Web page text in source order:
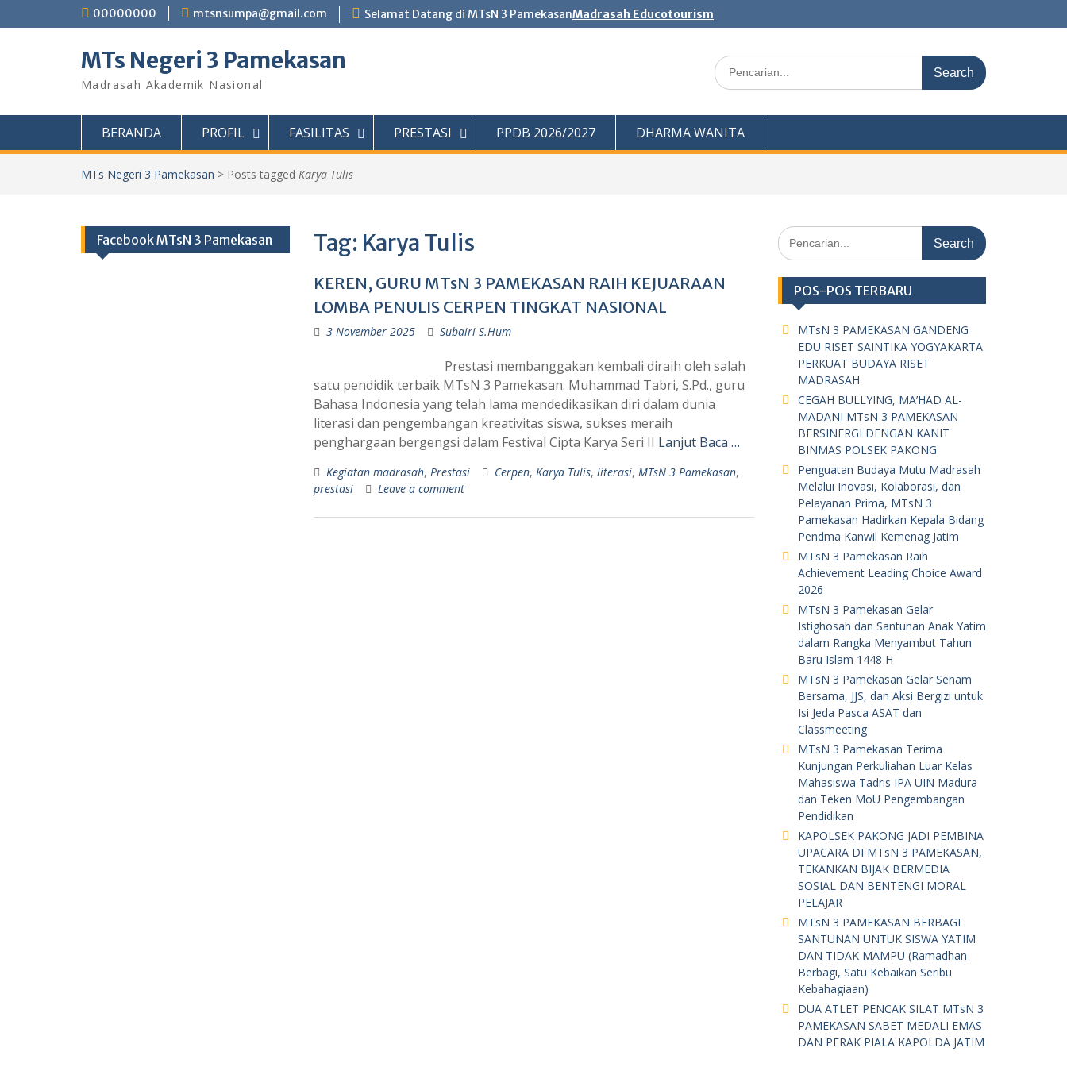
to
00000000 mtsnsumpa@gmail.com Selamat Datang di MTsN 3 PamekasanMadrasah Educotourism
MTs Negeri 3 Pamekasan
Madrasah Akademik Nasional
Search
for:
BERANDA PROFIL FASILITAS PRESTASI PPDB 2026/2027 DHARMA WANITA
MTs Negeri 3 Pamekasan > Posts tagged Karya Tulis
Tag: Karya Tulis
KEREN, GURU MTsN 3 PAMEKASAN RAIH KEJUARAAN
LOMBA PENULIS CERPEN TINGKAT NASIONAL
3 November 2025 Subairi S.Hum
Prestasi membanggakan kembali diraih oleh salah
satu pendidik terbaik MTsN 3 Pamekasan. Muhammad Tabri, S.Pd., guru
Bahasa Indonesia yang telah lama mendedikasikan diri dalam dunia
literasi dan pengembangan kreativitas siswa, sukses meraih
penghargaan bergengsi dalam Festival Cipta Karya Seri II Lanjut Baca …
Kegiatan madrasah, Prestasi Cerpen, Karya Tulis, literasi, MTsN 3 Pamekasan,
prestasi
Leave a comment
Search
for:
POS-POS TERBARU
MTsN 3 PAMEKASAN GANDENG
EDU RISET SAINTIKA YOGYAKARTA
PERKUAT BUDAYA RISET
MADRASAH
CEGAH BULLYING, MA’HAD AL-
MADANI MTsN 3 PAMEKASAN
BERSINERGI DENGAN KANIT
BINMAS POLSEK PAKONG
Penguatan Budaya Mutu Madrasah
Melalui Inovasi, Kolaborasi, dan
Pelayanan Prima, MTsN 3
Pamekasan Hadirkan Kepala Bidang
Pendma Kanwil Kemenag Jatim
MTsN 3 Pamekasan Raih
Achievement Leading Choice Award
2026
MTsN 3 Pamekasan Gelar
Istighosah dan Santunan Anak Yatim
dalam Rangka Menyambut Tahun
Baru Islam 1448 H
MTsN 3 Pamekasan Gelar Senam
Bersama, JJS, dan Aksi Bergizi untuk
Isi Jeda Pasca ASAT dan
Classmeeting
MTsN 3 Pamekasan Terima
Kunjungan Perkuliahan Luar Kelas
Mahasiswa Tadris IPA UIN Madura
dan Teken MoU Pengembangan
Pendidikan
KAPOLSEK PAKONG JADI PEMBINA
UPACARA DI MTsN 3 PAMEKASAN,
TEKANKAN BIJAK BERMEDIA
SOSIAL DAN BENTENGI MORAL
PELAJAR
MTsN 3 PAMEKASAN BERBAGI
SANTUNAN UNTUK SISWA YATIM
DAN TIDAK MAMPU (Ramadhan
Berbagi, Satu Kebaikan Seribu
Kebahagiaan)
DUA ATLET PENCAK SILAT MTsN 3
PAMEKASAN SABET MEDALI EMAS
DAN PERAK PIALA KAPOLDA JATIM
Facebook MTsN 3 Pamekasan